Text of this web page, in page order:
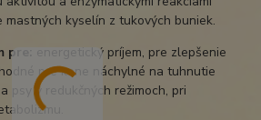
kyselín z tukových buniek.
energetický príjem, pre zlepšenie
pre kone náchylné na tuhnutie
psy v redukčných režimoch, pri